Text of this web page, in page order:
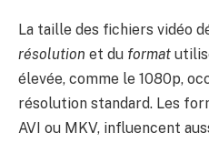
La taille des fichiers vidéo
résolution et du format
élevée, comme le 1080p,
résolution standard. Les
AVI ou MKV, influencent